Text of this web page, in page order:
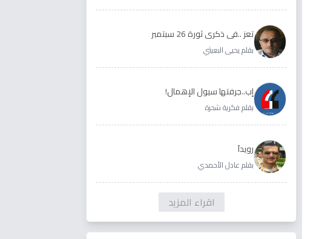
تعز ..في ذكرى ثورة 26 سبتمبر
بقلم يحيى البعيثي
إب..جرفتها سيول الإهمال!
بقلم فكرية شحرة
رويداَ
بقلم عادل الأحمدي
اقراء المزيد